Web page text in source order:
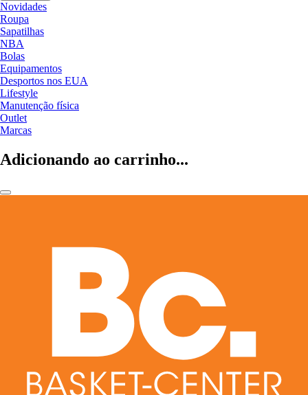
Novidades
Roupa
Sapatilhas
NBA
Bolas
Equipamentos
Desportos nos EUA
Lifestyle
Manutenção física
Outlet
Marcas
Adicionando ao carrinho...